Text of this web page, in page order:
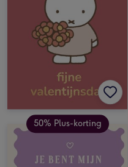
50% Plus-korting